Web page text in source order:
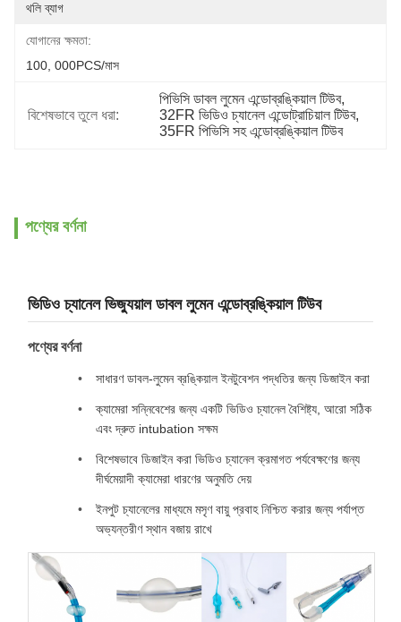
থলি ব্যাগ
যোগানের ক্ষমতা:
100, 000PCS/মাস
বিশেষভাবে তুলে ধরা:
পিভিসি ডাবল লুমেন এন্ডোব্রঙ্কিয়াল টিউব,
32FR ভিডিও চ্যানেল এন্ডোট্রাচিয়াল টিউব,
35FR পিভিসি সহ এন্ডোব্রঙ্কিয়াল টিউব
পণ্যের বর্ণনা
ভিডিও চ্যানেল ভিজ্যুয়াল ডাবল লুমেন এন্ডোব্রঙ্কিয়াল টিউব
পণ্যের বর্ণনা
সাধারণ ডাবল-লুমেন ব্রঙ্কিয়াল ইনটুবেশন পদ্ধতির জন্য ডিজাইন করা
ক্যামেরা সন্নিবেশের জন্য একটি ভিডিও চ্যানেল বৈশিষ্ট্য, আরো সঠিক
এবং দ্রুত intubation সক্ষম
বিশেষভাবে ডিজাইন করা ভিডিও চ্যানেল ক্রমাগত পর্যবেক্ষণের জন্য
দীর্ঘমেয়াদী ক্যামেরা ধারণের অনুমতি দেয়
ইনপুট চ্যানেলের মাধ্যমে মসৃণ বায়ু প্রবাহ নিশ্চিত করার জন্য পর্যাপ্ত
অভ্যন্তরীণ স্থান বজায় রাখে